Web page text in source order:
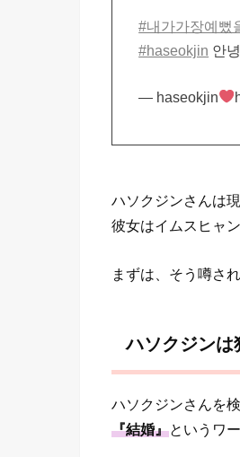
#내가가장예뻤
#haseokjin 안녕
— haseokjin
ハソクジンさんは
彼女はイムスヒャ
まずは、そう噂さ
ハソクジンは
ハソクジンさんを
『結婚』というワ